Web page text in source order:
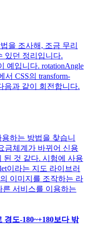
을 조사해, 조금 무리
있던 정리입니다.
예입니다. rotationAngle
서 CSS의 transform-
음과 같이 회전합니다.
하는 방법을 찾습니
금체계가 바뀌어 신용
된 것 같다. 시험에 사용
이라는 지도 라이브러
이미지를 조작하는 라
서비스를 이용하는
도-180~+180보다 밖